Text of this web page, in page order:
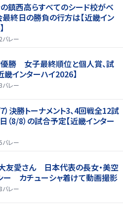
鎮西高らすべてのシード校がベ
最終日の勝負の行方は【近畿イン
バレー
勝 女子最終順位と個人賞、試
インターハイ2026】
バレー
決勝トーナメント3、4回戦全12試
（8/8）の試合予定【近畿インター
バレー
友愛さん 日本代表の長女・美空
ー カチューシャ着けて動画撮影
バレー